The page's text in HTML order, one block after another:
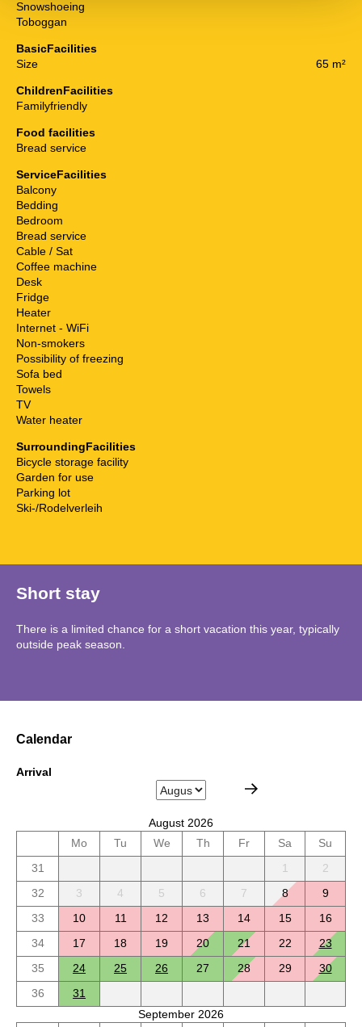
Snowshoeing
Toboggan
BasicFacilities
Size
65 m²
ChildrenFacilities
Familyfriendly
Food facilities
Bread service
ServiceFacilities
Balcony
Bedding
Bedroom
Bread service
Cable / Sat
Coffee machine
Desk
Fridge
Heater
Internet - WiFi
Non-smokers
Possibility of freezing
Sofa bed
Towels
TV
Water heater
SurroundingFacilities
Bicycle storage facility
Garden for use
Parking lot
Ski-/Rodelverleih
Short stay
There is a limited chance for a short vacation this year, typically
outside peak season.
Calendar
Arrival
August 2026
Mo
Tu We Th Fr Sa
Su
31
1
2
32
3 4 5 6 7 8
9
33
10 11 12 13 14 15
16
34
17 18 19 20 21 22
23
35
24 25 26 27 28 29
30
36
31
September 2026